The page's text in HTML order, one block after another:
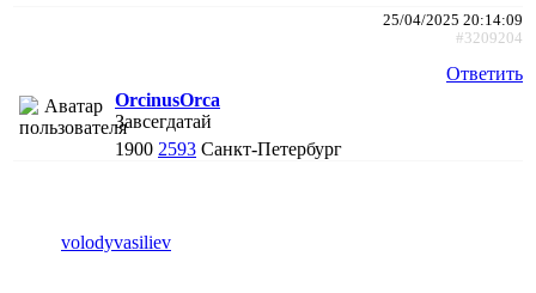
25/04/2025 20:14:09
#3209204
Ответить
ОrcinusОrca
Завсегдатай
1900 2593 Санкт-Петербург
volodyvasiliev